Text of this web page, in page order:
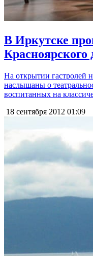
В Иркутске
Красноярского
На открытии гастролей
наслышаны о
воспитанных на
18 сентября 2012 01:09